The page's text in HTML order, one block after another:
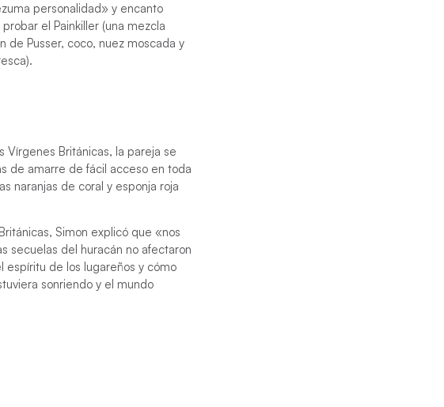
personalidad» y encanto
el Painkiller (una mezcla
de Pusser, coco, nuez moscada y
Vírgenes Británicas, la pareja se
de amarre de fácil acceso en toda
naranjas de coral y esponja roja
Simon explicó que «nos
secuelas del huracán no afectaron
espíritu de los lugareños y cómo
sonriendo y el mundo